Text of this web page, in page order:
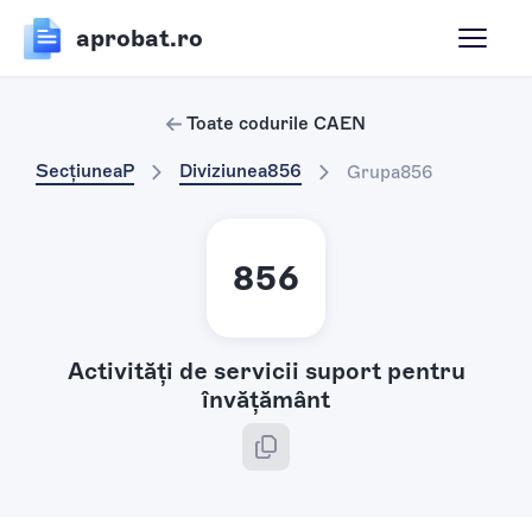
aprobat.ro
Toate codurile CAEN
SecțiuneaP Diviziunea856 Grupa856
856
Activităţi de servicii suport pentru
învăţământ